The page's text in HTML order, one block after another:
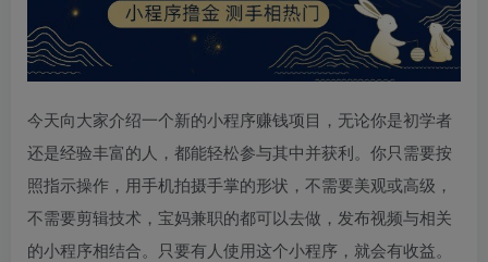
今天向大家介绍一个新的小程序赚钱项目，无论你是初学者
还是经验丰富的人，都能轻松参与其中并获利。你只需要按
照指示操作，用手机拍摄手掌的形状，不需要美观或高级，
不需要剪辑技术，宝妈兼职的都可以去做，发布视频与相关
的小程序相结合。只要有人使用这个小程序，就会有收益。